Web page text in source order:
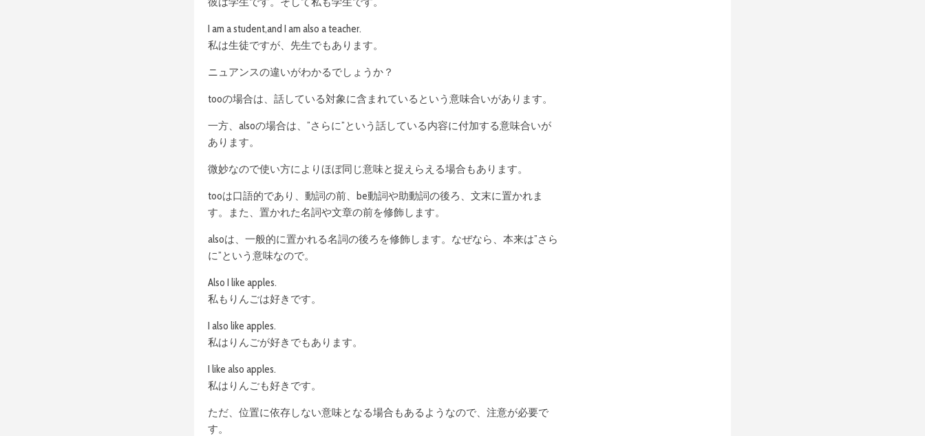
I am a student,and I am also a teacher.
私は生徒ですが、先生でもあります。
ニュアンスの違いがわかるでしょうか？
tooの場合は、話している対象に含まれているという意味合いがあります。
一方、alsoの場合は、”さらに”という話している内容に付加する意味合いが
あります。
微妙なので使い方によりほぼ同じ意味と捉えらえる場合もあります。
tooは口語的であり、動詞の前、be動詞や助動詞の後ろ、文末に置かれま
す。また、置かれた名詞や文章の前を修飾します。
alsoは、一般的に置かれる名詞の後ろを修飾します。なぜなら、本来は”さら
に”という意味なので。
Also I like apples.
私もりんごは好きです。
I also like apples.
私はりんごが好きでもあります。
I like also apples.
私はりんごも好きです。
ただ、位置に依存しない意味となる場合もあるようなので、注意が必要で
す。